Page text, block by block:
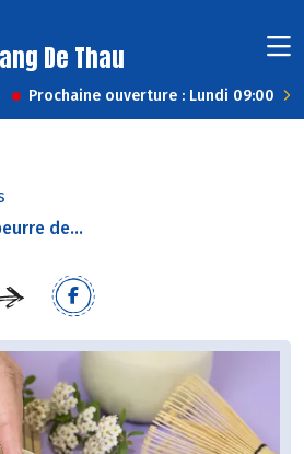
De Thau
Prochaine ouverture : Lundi 09:00
de...